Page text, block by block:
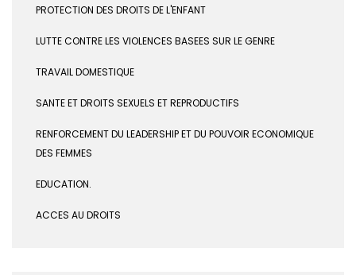
PROTECTION DES DROITS DE L'ENFANT
LUTTE CONTRE LES VIOLENCES BASEES SUR LE GENRE
TRAVAIL DOMESTIQUE
SANTE ET DROITS SEXUELS ET REPRODUCTIFS
RENFORCEMENT DU LEADERSHIP ET DU POUVOIR ECONOMIQUE
DES FEMMES
EDUCATION.
ACCES AU DROITS